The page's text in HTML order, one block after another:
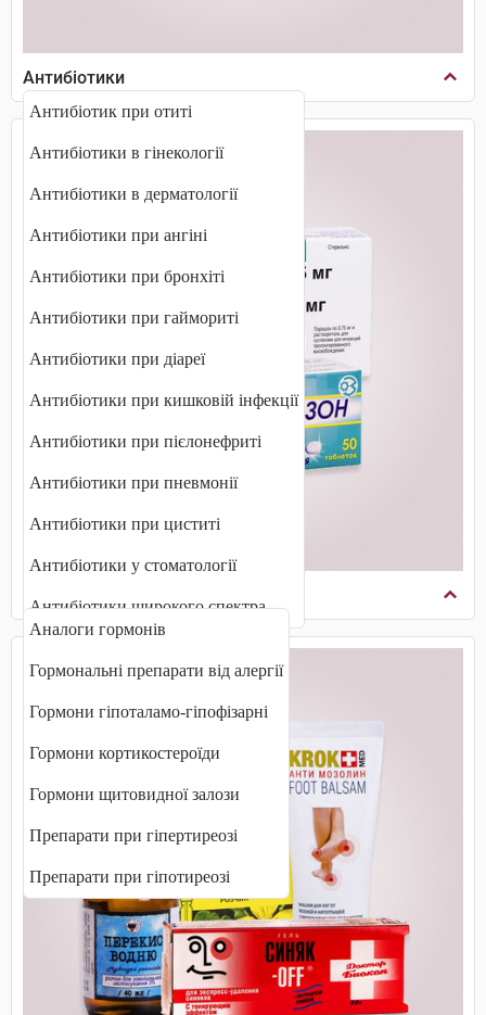
Антибіотики
Антибіотик при отиті
Антибіотики в гінекології
Антибіотики в дерматології
Антибіотики при ангіні
Антибіотики при бронхіті
Антибіотики при гаймориті
Антибіотики при діареї
Антибіотики при кишковій інфекції
Антибіотики при пієлонефриті
Антибіотики при пневмонії
Антибіотики при циститі
Антибіотики у стоматології
Антибіотики широкого спектра
Аналоги гормонів
Гормональні препарати від алергії
Гормони гіпоталамо-гіпофізарні
Гормони кортикостероїди
Гормони щитовидної залози
Препарати при гіпертиреозі
Препарати при гіпотиреозі